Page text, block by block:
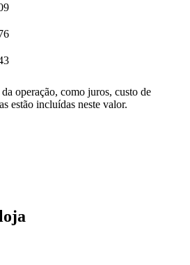
operação, como juros, custo de
estão incluídas neste valor.